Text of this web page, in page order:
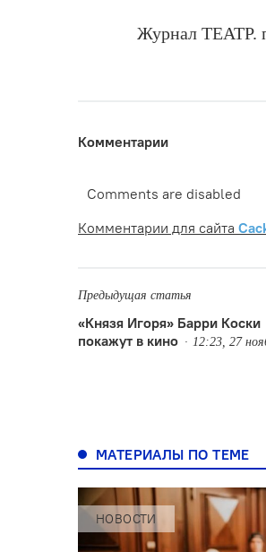
Журнал ТЕАТР.
Комментарии
Comments are disabled
Комментарии для сайта
Предыдущая статья
«Князя Игоря» Барри Коски
покажут в кино
12:23, 27
МАТЕРИАЛЫ ПО ТЕМЕ
НОВОСТИ